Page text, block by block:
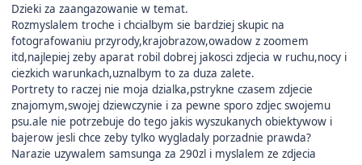
Dzieki za zaangazowanie w temat.
Rozmyslalem troche i chcialbym sie bardziej skupic na
fotografowaniu przyrody,krajobrazow,owadow z zoomem
itd,najlepiej zeby aparat robil dobrej jakosci zdjecia w ruchu,nocy i
ciezkich warunkach,uznalbym to za duza zalete.
Portrety to raczej nie moja dzialka,pstrykne czasem zdjecie
znajomym,swojej dziewczynie i za pewne sporo zdjec swojemu
psu.ale nie potrzebuje do tego jakis wyszukanych obiektywow i
bajerow jesli chce zeby tylko wygladaly porzadnie prawda?
Narazie uzywalem samsunga za 290zl i myslalem ze zdjecia